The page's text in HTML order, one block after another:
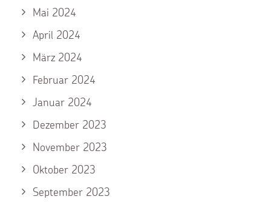
Mai 2024
April 2024
März 2024
Februar 2024
Januar 2024
Dezember 2023
November 2023
Oktober 2023
September 2023